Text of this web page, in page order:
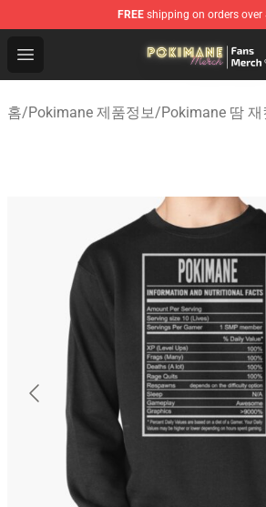
FREE shipping on orders over
Open menu
Pokimane Store - Official
홈/Pokimane 제품정보/Pokimane 땀 재